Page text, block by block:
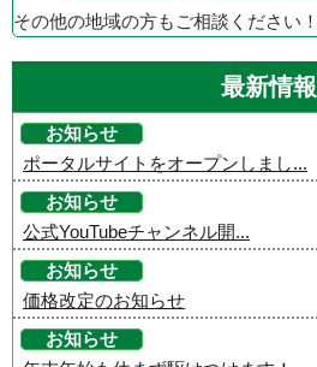
その他の地域の方もご相談ください！
最新情報
お知らせ
ポータルサイトをオープンしまし...
お知らせ
公式YouTubeチャンネル開...
お知らせ
価格改定のお知らせ
お知らせ